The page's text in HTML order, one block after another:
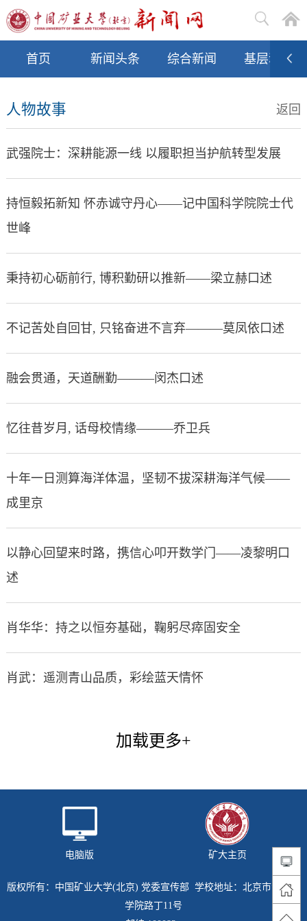
首页 新闻头条 综合新闻 基层动态
人物故事 返回
武强院士：深耕能源一线 以履职担当护航转型发展
持恒毅拓新知 怀赤诚守丹心——记中国科学院院士代
世峰
秉持初心砺前行, 博积勤研以推新——梁立赫口述
不记苦处自回甘, 只铭奋进不言弃———莫凤依口述
融会贯通，天道酬勤———闵杰口述
忆往昔岁月, 话母校情缘———乔卫兵
十年一日测算海洋体温，坚韧不拔深耕海洋气候——
成里京
以静心回望来时路，携信心叩开数学门——凌黎明口
述
肖华华：持之以恒夯基础，鞠躬尽瘁固安全
肖武：遥测青山品质，彩绘蓝天情怀
加载更多+
电脑版 矿大主页
版权所有：中国矿业大学(北京) 党委宣传部 学校地址：北京市海淀区
学院路丁11号